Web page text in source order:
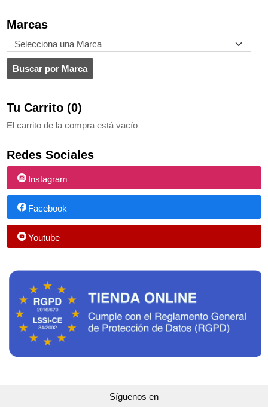
Marcas
Tu Carrito (0)
El carrito de la compra está vacío
Redes Sociales
Instagram
Facebook
Youtube
Síguenos en